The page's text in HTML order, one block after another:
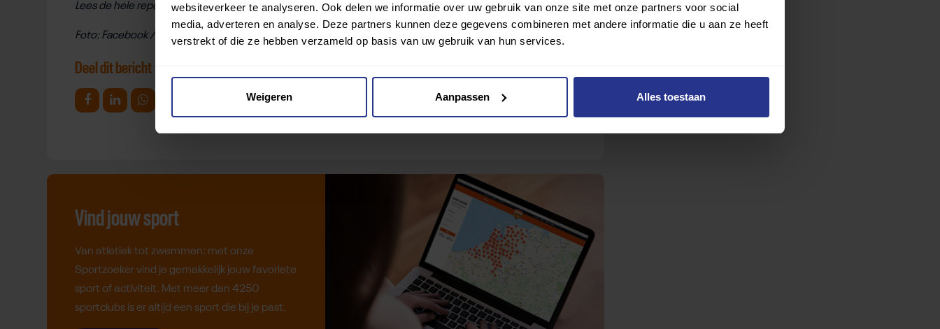
websiteverkeer te analyseren. Ook delen we informatie over uw gebruik van onze site met onze partners voor social
media, adverteren en analyse. Deze partners kunnen deze gegevens combineren met andere informatie die u aan ze heeft
verstrekt of die ze hebben verzameld op basis van uw gebruik van hun services.
Weigeren Aanpassen Alles toestaan
Lees de hele reportage over VPG bij Het Parool.
Foto: Facebook / VPG Amsterdam
Deel dit bericht
Deel op Facebook
Deel op LinkedinDeel op Whatsapp
Vind jouw sport
Van atletiek tot zwemmen: met onze
Sportzoeker vind je gemakkelijk jouw favoriete
sport of activiteit. Met meer dan 4250
sportclubs is er altijd een sport die bij je past.